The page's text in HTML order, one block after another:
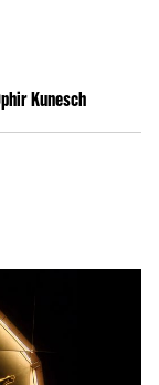
Kunesch